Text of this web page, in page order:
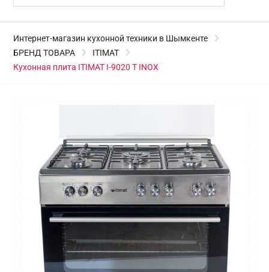
Интернет-магазин кухонной техники в Шымкенте
БРЕНД ТОВАРА
ITIMAT
Кухонная плита ITIMAT I-9020 T INOX